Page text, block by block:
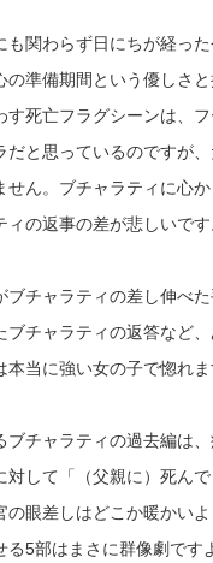
関わらず日にちが経っ
の準備期間という優しさ
死亡フラグシーンは、
と思っているのですが、
ん。 ブチャラティに心
ィの返事の差が悲しいです
チャラティの差し伸べ
チャラティの返答など、
本当に強い女の子で惚れ
チャラティの過去編は
対して「（父親に）死ん
の眼差しはどこか暖かい
る5部はまさに群像劇です